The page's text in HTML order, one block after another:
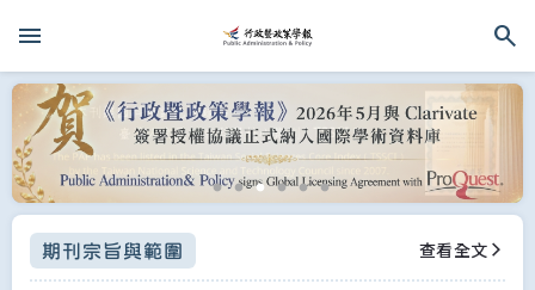
跳到主要內容區塊
menu search
行政暨政策學報首頁
期刊宗旨與範圍 查看全文